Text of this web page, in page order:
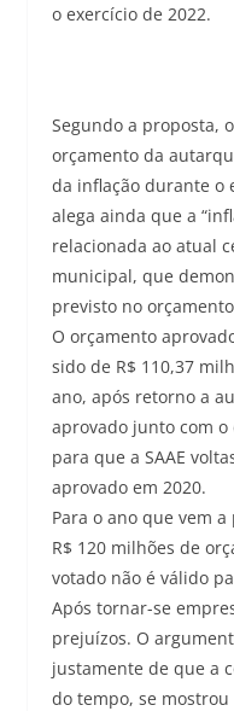
o exercício de 2022.
Segundo a proposta,
orçamento da
da inflação durante o
alega ainda que a
relacionada ao atual
municipal, que
previsto no
O orçamento
sido de R$ 110,37
ano, após retorno a
aprovado junto com
para que a SAAE
aprovado em 2020.
Para o ano que vem
R$ 120 milhões de
votado não é válido
Após tornar-se
prejuízos. O
justamente de que a
do tempo, se